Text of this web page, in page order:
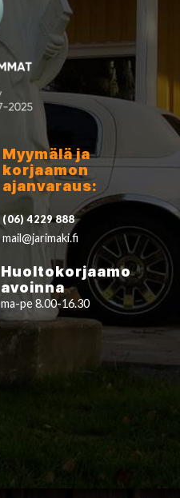
Myymälä ja
korjaamon
ajanvaraus:
(06) 4229 888
mail@jarimaki.fi
Huoltokorjaamo
avoinna
ma-pe 8.00-16.30